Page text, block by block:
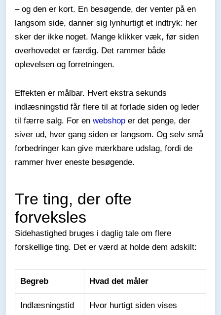
– og den er kort. En besøgende, der venter på en
langsom side, danner sig lynhurtigt et indtryk: her
sker der ikke noget. Mange klikker væk, før siden
overhovedet er færdig. Det rammer både
oplevelsen og forretningen.
Effekten er målbar. Hvert ekstra sekunds
indlæsningstid får flere til at forlade siden og leder
til færre salg. For en webshop er det penge, der
siver ud, hver gang siden er langsom. Og selv små
forbedringer kan give mærkbare udslag, fordi de
rammer hver eneste besøgende.
Tre ting, der ofte
forveksles
Sidehastighed bruges i daglig tale om flere
forskellige ting. Det er værd at holde dem adskilt:
Begreb Hvad det måler
Indlæsningstid Hvor hurtigt siden vises